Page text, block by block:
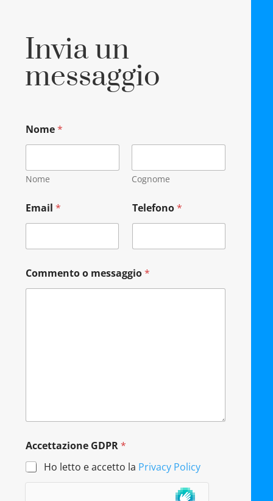
Invia un
messaggio
e
s
a
g
i
o
G
P
*
Nome*
Nome Cognome
Email* Telefono*
Commento o messaggio*
Accettazione GDPR*
Ho letto e accetto la Privacy Policy